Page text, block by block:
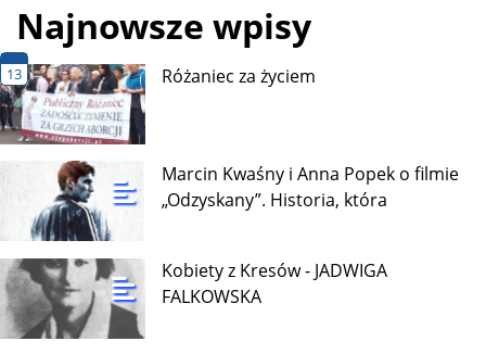
Najnowsze wpisy
13 Różaniec za życiem
Marcin Kwaśny i Anna Popek o filmie
„Odzyskany”. Historia, która
Kobiety z Kresów - JADWIGA
FALKOWSKA